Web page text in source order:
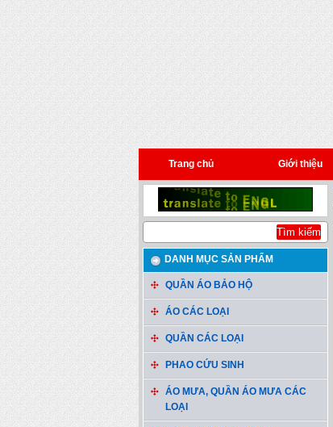
Trang chủ Giới thiệu
DANH MỤC SẢN PHẨM
QUẦN ÁO BẢO HỘ
ÁO CÁC LOẠI
QUẦN CÁC LOẠI
PHAO CỨU SINH
ÁO MƯA, QUẦN ÁO MƯA CÁC
LOẠI